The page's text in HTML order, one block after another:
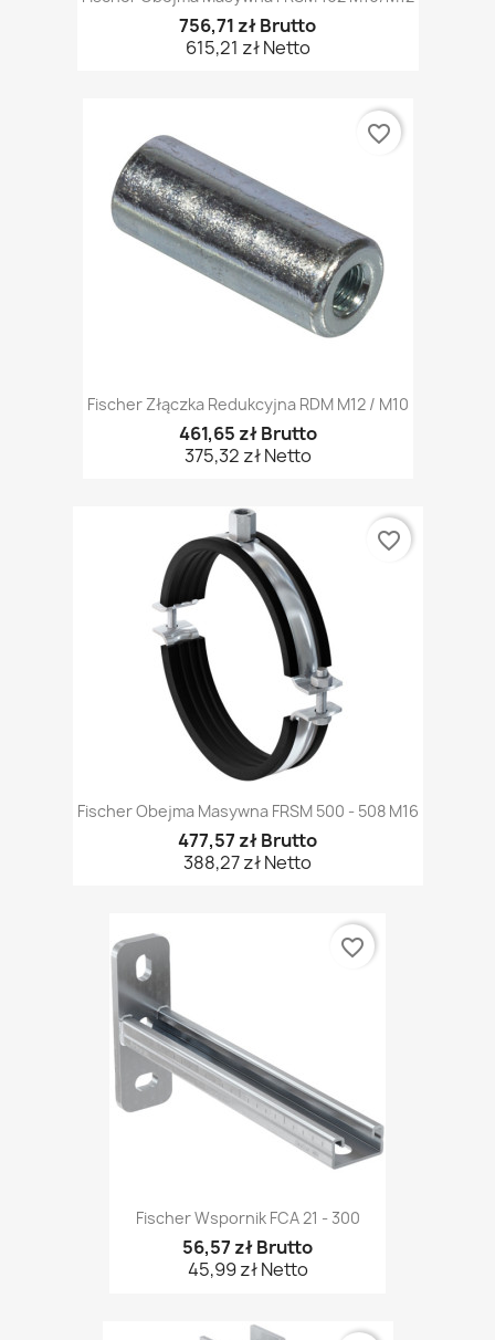
756,71 zł Brutto
615,21 zł Netto
Fischer Złączka Redukcyjna RDM M12 / M10
461,65 zł Brutto
375,32 zł Netto
favorite_border
Fischer Obejma Masywna FRSM 500 - 508 M16
477,57 zł Brutto
388,27 zł Netto
favorite_border
Fischer Wspornik FCA 21 - 300
56,57 zł Brutto
45,99 zł Netto
favorite_border